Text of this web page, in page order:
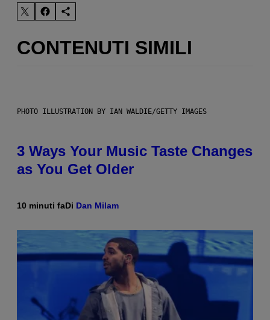
CONTENUTI SIMILI
PHOTO ILLUSTRATION BY IAN WALDIE/GETTY IMAGES
3 Ways Your Music Taste Changes
as You Get Older
10 minuti faDi Dan Milam